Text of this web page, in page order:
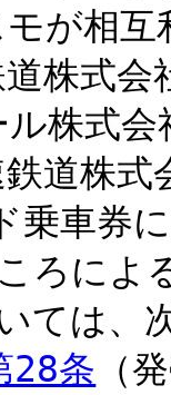
が相互
株式会
株式会
道株式
車券
ろによ
ては、
28条 （